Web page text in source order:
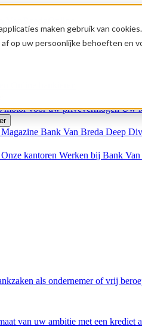
maken gebruik van
op uw persoonlijke behoeften en
motor voor uw privévermogenUw
Bank Van Breda Deep
Onze kantoren Werken bij Bank Van
als ondernemer of vrij
van uw ambitie met een krediet